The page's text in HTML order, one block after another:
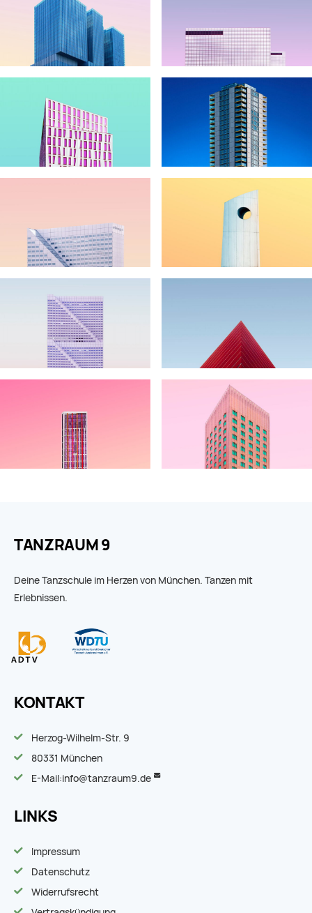
TANZRAUM 9
Deine Tanzschule im Herzen von München. Tanzen mit
Erlebnissen.
KONTAKT
Herzog-Wilhelm-Str. 9
80331 München
E-Mail:info@tanzraum9.de
LINKS
Impressum
Datenschutz
Widerrufsrecht